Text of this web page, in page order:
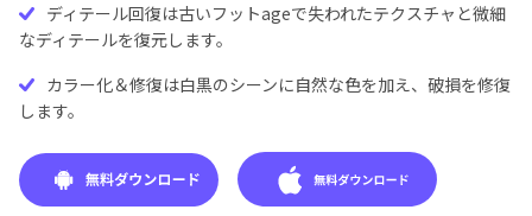
ディテール回復は古いフットageで失われたテクスチャと微細
なディテールを復元します。
カラー化＆修復は白黒のシーンに自然な色を加え、破損を修復
します。